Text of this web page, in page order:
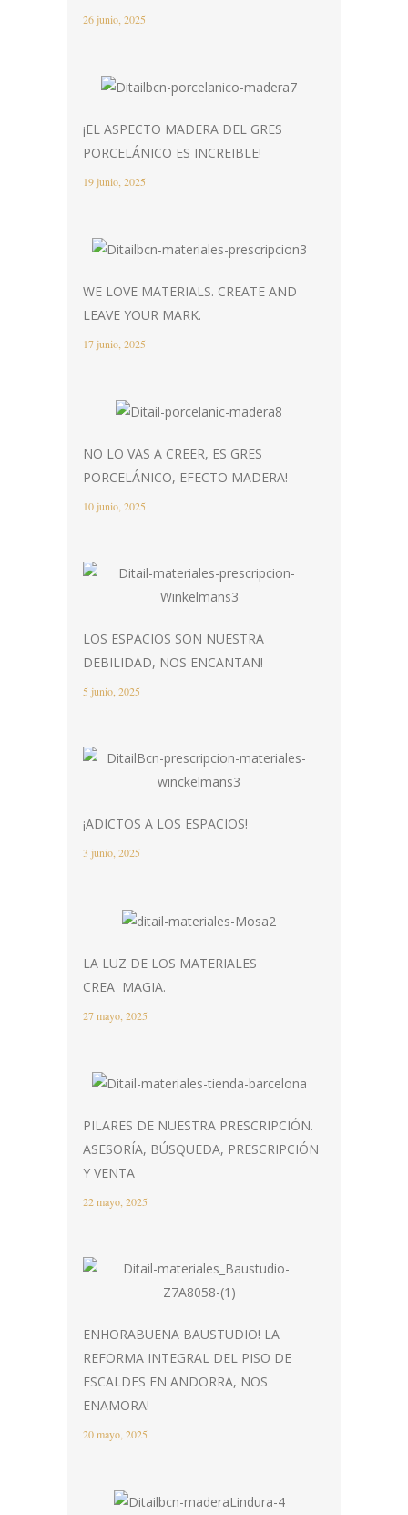
26 junio, 2025
¡EL ASPECTO MADERA DEL GRES
PORCELÁNICO ES INCREIBLE!
19 junio, 2025
WE LOVE MATERIALS. CREATE AND
LEAVE YOUR MARK.
17 junio, 2025
NO LO VAS A CREER, ES GRES
PORCELÁNICO, EFECTO MADERA!
10 junio, 2025
LOS ESPACIOS SON NUESTRA
DEBILIDAD, NOS ENCANTAN!
5 junio, 2025
¡ADICTOS A LOS ESPACIOS!
3 junio, 2025
LA LUZ DE LOS MATERIALES
CREA MAGIA.
27 mayo, 2025
PILARES DE NUESTRA PRESCRIPCIÓN.
ASESORÍA, BÚSQUEDA, PRESCRIPCIÓN
Y VENTA
22 mayo, 2025
ENHORABUENA BAUSTUDIO! LA
REFORMA INTEGRAL DEL PISO DE
ESCALDES EN ANDORRA, NOS
ENAMORA!
20 mayo, 2025